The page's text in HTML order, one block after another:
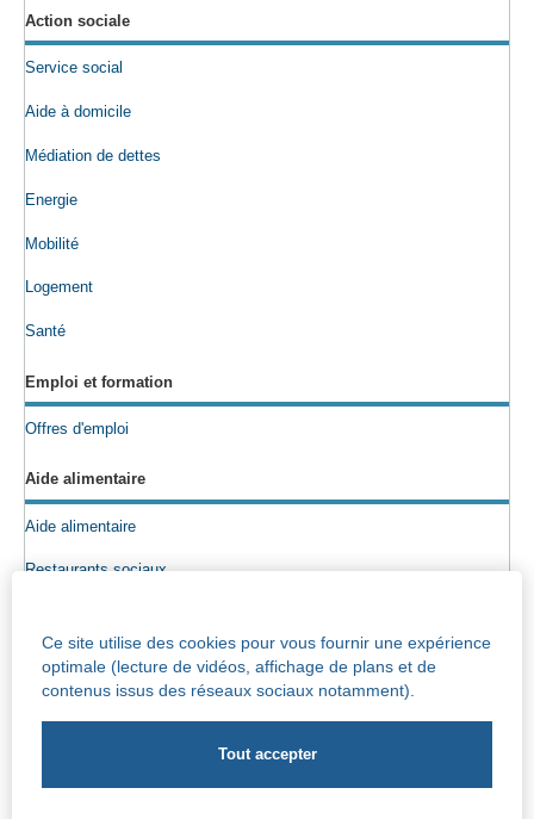
Ce site utilise des cookies pour vous fournir une expérience
optimale (lecture de vidéos, affichage de plans et de
contenus issus des réseaux sociaux notamment).
Action sociale
Service social
Aide à domicile
Médiation de dettes
Energie
Mobilité
Logement
Santé
Emploi et formation
Offres d'emploi
Aide alimentaire
Aide alimentaire
Restaurants sociaux
Epicerie sociale